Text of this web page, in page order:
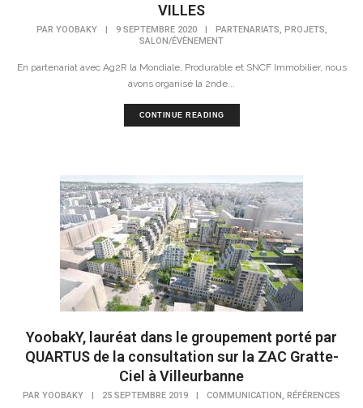
VILLES
PAR YOOBAKY 9 SEPTEMBRE 2020 PARTENARIATS, PROJETS,
SALON/ÉVÈNEMENT
En partenariat avec Ag2R la Mondiale, Produrable et SNCF Immobilier, nous
avons organisé la 2nde...
CONTINUE READING
YoobakY, lauréat dans le groupement porté par
QUARTUS de la consultation sur la ZAC Gratte-
Ciel à Villeurbanne
PAR YOOBAKY 25 SEPTEMBRE 2019 COMMUNICATION, RÉFÉRENCES